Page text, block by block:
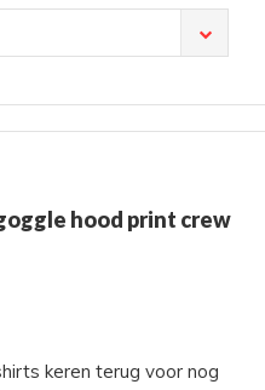
hood print crew
keren terug voor nog